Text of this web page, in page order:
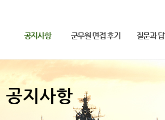
공지사항
동영상 해결방법
개인정보 취급방침
군무원 면접 후기 질문과
공지사항